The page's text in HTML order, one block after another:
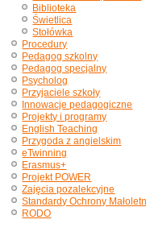
Biblioteka
Świetlica
Stołówka
Procedury
Pedagog szkolny
Pedagog specjalny
Psycholog
Przyjaciele szkoły
Innowacje pedagogiczne
Projekty i programy
English Teaching
Przygoda z angielskim
eTwinning
Erasmus+
Projekt POWER
Zajęcia pozalekcyjne
Standardy Ochrony
RODO